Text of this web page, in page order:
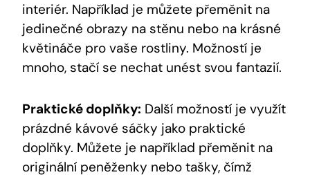
interiér. Například je můžete přeměnit na
jedinečné obrazy na stěnu nebo na krásné
květináče pro vaše rostliny. Možností je
mnoho, stačí se nechat unést svou fantazií.
Praktické doplňky: Další možností je využít
prázdné kávové sáčky jako praktické
doplňky. Můžete je například přeměnit na
originální peněženky nebo tašky, čímž